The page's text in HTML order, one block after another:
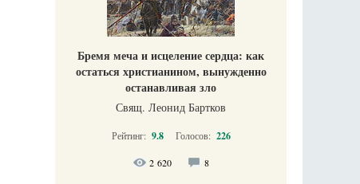
Бремя меча и исцеление сердца: как
остаться христианином, вынужденно
останавливая зло
Свящ. Леонид Бартков
Рейтинг: 9.8 Голосов: 226
2 620 8